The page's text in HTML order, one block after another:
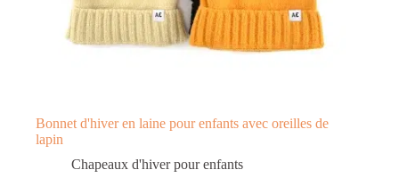
Bonnet d'hiver en laine pour enfants avec oreilles de
lapin
Chapeaux d'hiver pour enfants